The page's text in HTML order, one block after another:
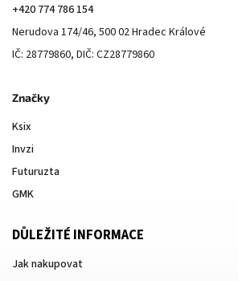
+420 774 786 154
Nerudova 174/46, 500 02 Hradec Králové
IČ: 28779860, DIČ: CZ28779860
Značky
Ksix
Invzi
Futuruzta
GMK
DŮLEŽITÉ INFORMACE
Jak nakupovat